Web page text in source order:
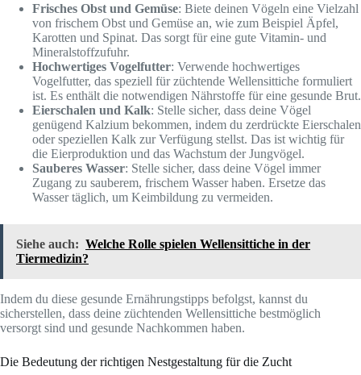
Frisches Obst und Gemüse: Biete deinen Vögeln eine Vielzahl
von frischem Obst und Gemüse an, wie zum Beispiel Äpfel,
Karotten und Spinat. Das sorgt für eine gute Vitamin- und
Mineralstoffzufuhr.
Hochwertiges Vogelfutter: Verwende hochwertiges
Vogelfutter, das speziell für züchtende Wellensittiche formuliert
ist. Es enthält die notwendigen Nährstoffe für eine gesunde Brut.
Eierschalen und Kalk: Stelle sicher, dass deine Vögel
genügend Kalzium bekommen, indem du zerdrückte Eierschalen
oder speziellen Kalk zur Verfügung stellst. Das ist wichtig für
die Eierproduktion und das Wachstum der Jungvögel.
Sauberes Wasser: Stelle sicher, dass deine Vögel immer
Zugang zu sauberem, frischem Wasser haben. Ersetze das
Wasser täglich, um Keimbildung zu vermeiden.
Siehe auch: Welche Rolle spielen Wellensittiche in der
Tiermedizin?
Indem du diese gesunde Ernährungstipps befolgst, kannst du
sicherstellen, dass deine züchtenden Wellensittiche bestmöglich
versorgt sind und gesunde Nachkommen haben.
Die Bedeutung der richtigen Nestgestaltung für die Zucht